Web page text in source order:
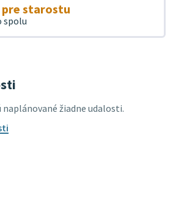
starostu
spolu
naplánované žiadne udalosti.